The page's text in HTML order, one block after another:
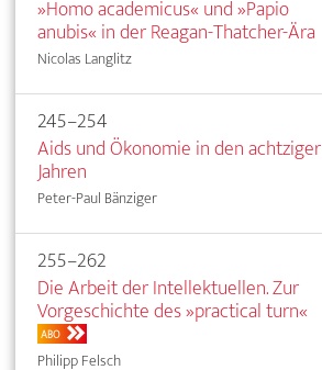
»Homo academicus« und »Papio
anubis« in der Reagan-Thatcher-Ära
Nicolas Langlitz
245–254
Aids und Ökonomie in den achtziger
Jahren
Peter-Paul Bänziger
255–262
Die Arbeit der Intellektuellen. Zur
Vorgeschichte des »practical turn«
ABO
Philipp Felsch